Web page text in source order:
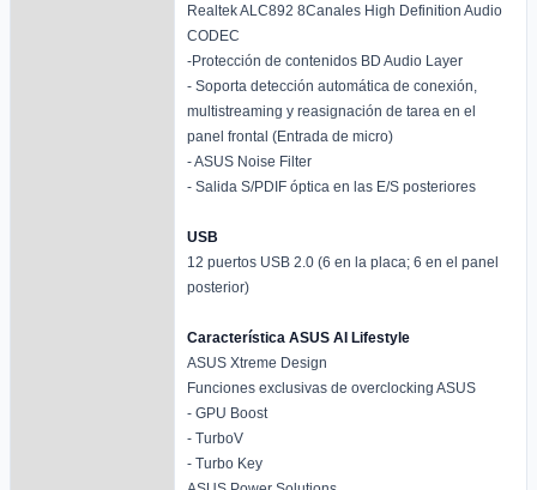
Realtek ALC892 8Canales High Definition Audio
CODEC
-Protección de contenidos BD Audio Layer
- Soporta detección automática de conexión,
multistreaming y reasignación de tarea en el
panel frontal (Entrada de micro)
- ASUS Noise Filter
- Salida S/PDIF óptica en las E/S posteriores
USB
12 puertos USB 2.0 (6 en la placa; 6 en el panel
posterior)
Característica ASUS AI Lifestyle
ASUS Xtreme Design
Funciones exclusivas de overclocking ASUS
- GPU Boost
- TurboV
- Turbo Key